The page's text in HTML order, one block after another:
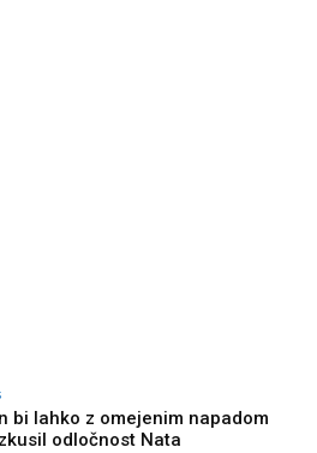
bi lahko z omejenim napadom
odločnost Nata